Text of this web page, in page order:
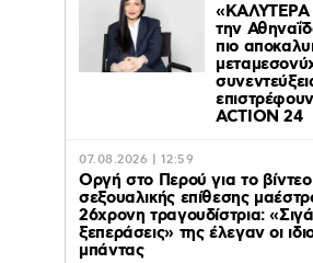
«ΚΑΛΥΤΕΡΑ
την
πιο
ACTION 24
07.08.2026 | 12:59
Οργή στο Περού για το
σεξουαλικής επίθεσης
26χρονη τραγουδίστρια:
ξεπεράσεις» της έλεγαν οι
μπάντας